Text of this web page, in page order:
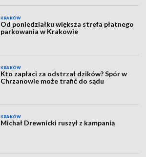
KRAKÓW
Od poniedziałku większa strefa płatnego
parkowania w Krakowie
KRAKÓW
Kto zapłaci za odstrzał dzików? Spór w
Chrzanowie może trafić do sądu
KRAKÓW
Michał Drewnicki ruszył z kampanią